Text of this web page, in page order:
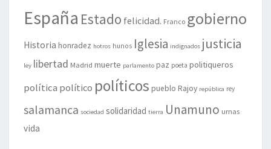
España Estado felicidad. Franco gobierno
Historia honradez hotros hunos Iglesia indignados justicia
ley libertad Madrid muerte parlamento paz poeta politiqueros
política político políticos pueblo Rajoy república rey
salamanca sociedad solidaridad tierra Unamuno urnas
vida